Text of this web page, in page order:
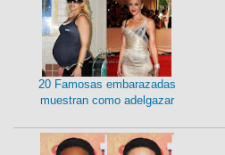
20 Famosas embarazadas
muestran como adelgazar